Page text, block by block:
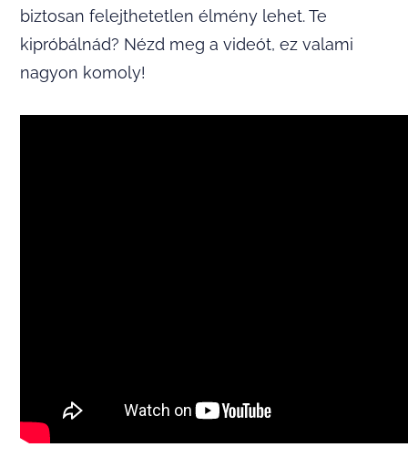
biztosan felejthetetlen élmény lehet. Te
kipróbálnád? Nézd meg a videót, ez valami
nagyon komoly!